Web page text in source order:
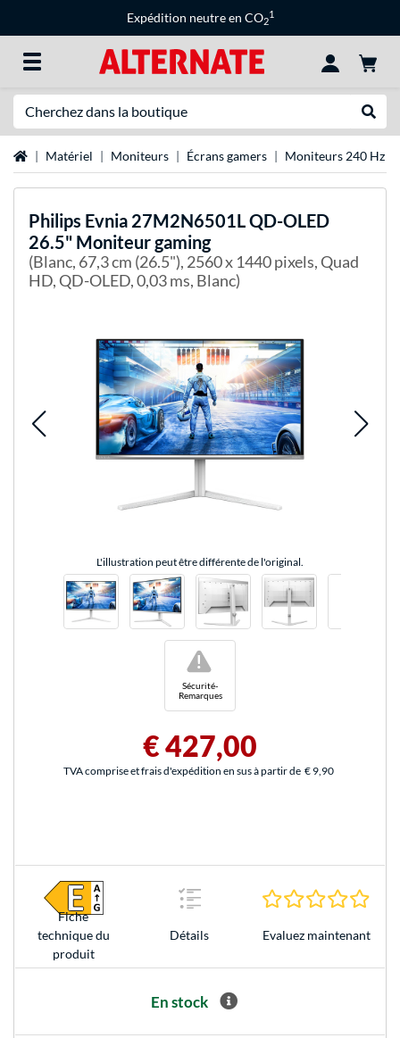
Expédition neutre en CO2
1
Page d'accueil
Matériel Moniteurs Écrans gamers Moniteurs 240 Hz
Philips Evnia 27M2N6501L QD-OLED
26.5" Moniteur gaming
(Blanc, 67,3 cm (26.5"), 2560 x 1440 pixels, Quad
HD, QD-OLED, 0,03 ms, Blanc)
L'illustration peut être différente de l'original.
Sécurité-
Remarques
!
€ 427,00
TVA comprise et frais d'expédition en sus à partir de € 9,90
Fiche
technique du
produit
Détails Evaluez maintenant
En stock